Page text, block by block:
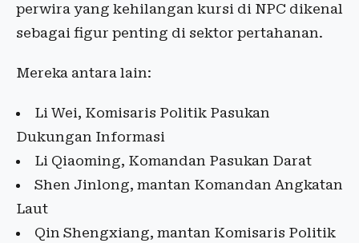
perwira yang kehilangan kursi di NPC dikenal
sebagai figur penting di sektor pertahanan.
Mereka antara lain:
Li Wei, Komisaris Politik Pasukan
Dukungan Informasi
Li Qiaoming, Komandan Pasukan Darat
Shen Jinlong, mantan Komandan Angkatan
Laut
Qin Shengxiang, mantan Komisaris Politik